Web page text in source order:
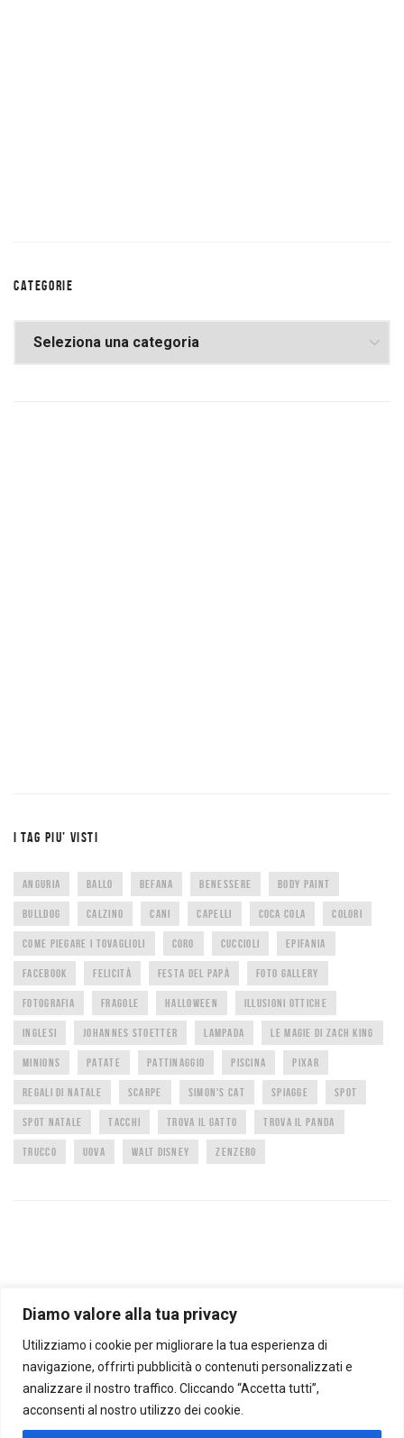
Diamo valore alla tua privacy
Utilizziamo i cookie per migliorare la tua esperienza di
navigazione, offrirti pubblicità o contenuti personalizzati e
analizzare il nostro traffico. Cliccando “Accetta tutti”,
acconsenti al nostro utilizzo dei cookie.
CATEGORIE
I TAG PIU’ VISTI
ANGURIA BALLO BEFANA BENESSERE BODY PAINT
BULLDOG CALZINO CANI CAPELLI COCA COLA COLORI
COME PIEGARE I TOVAGLIOLI CORO CUCCIOLI EPIFANIA
FACEBOOK FELICITÀ FESTA DEL PAPÀ FOTO GALLERY
FOTOGRAFIA FRAGOLE HALLOWEEN ILLUSIONI OTTICHE
INGLESI JOHANNES STOETTER LAMPADA LE MAGIE DI ZACH KING
MINIONS PATATE PATTINAGGIO PISCINA PIXAR
REGALI DI NATALE SCARPE SIMON'S CAT SPIAGGE SPOT
SPOT NATALE TACCHI TROVA IL GATTO TROVA IL PANDA
TRUCCO UOVA WALT DISNEY ZENZERO
CARTOLINE ANIMATE FOTO CURIOSE TROPPO FORTE BELLA QUESTA
AFORISMI E CITAZIONI
OROSCOPO CANALE BENESSERE
NON CI POSSO CREDERE
AMORE
ANIMALI ANIMALI RARI ANIMAZIONI ARTE A ARCHITETTURA
BUON ANNO
COMPLEANNO CURIOSI DIVERTENTI